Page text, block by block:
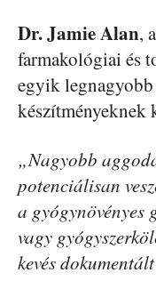
Dr. Jamie Alan, a
farmakológiai és
egyik
készítményeknek
„Nagyobb
potenciálisan
a gyógynövényes
vagy
kevés